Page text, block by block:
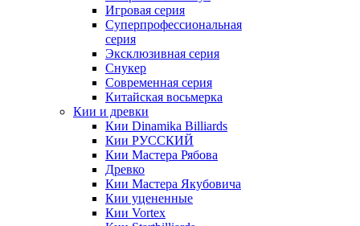
Игровая серия
Суперпрофессиональная
серия
Эксклюзивная серия
Снукер
Современная серия
Китайская восьмерка
Кии и древки
Кии Dinamika Billiards
Кии РУССКИЙ
Кии Мастера Рябова
Древко
Кии Мастера Якубовича
Кии уцененные
Кии Vortex